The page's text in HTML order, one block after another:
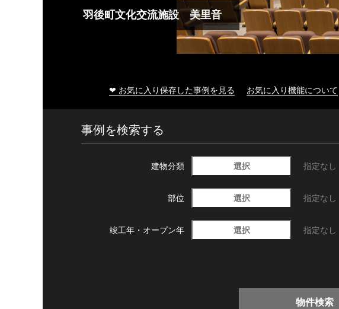
羽後町文化交流施設 美里音
❤ お気に入り保存した事例を見る お気に入り機能について
事例を検索する
建物分類 選択 指定なし
部位 選択 指定なし
竣工年・ オープン年 選択 指定なし
物件検索